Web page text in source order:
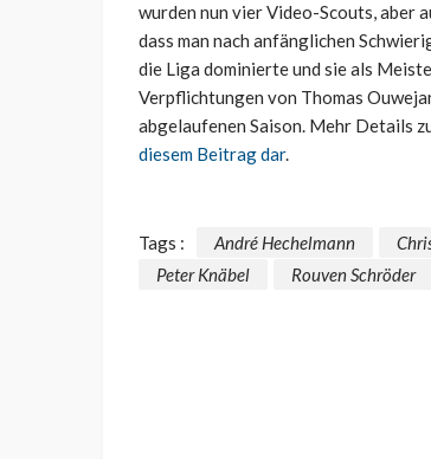
wurden nun vier Video-Scouts, aber
dass man nach anfänglichen
die Liga dominierte und sie als
Verpflichtungen von Thomas
abgelaufenen Saison. Mehr Details
diesem Beitrag dar.
Tags : André Hechelmann
Peter Knäbel
Rouven Schröder